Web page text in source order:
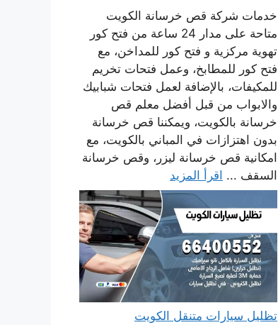
خدمات شركة قص خرسانة الكويت
متاحة على مدار 24 ساعة من فتح كور
تهوية مركزية و فتح كور للمداخن، مع
فتح كور للمطابخ، وعمل فتحات تخريم
للمكيفات، بالإضافة لعمل فتحات شبابيك
والابواب من قبل أفضل معلم قص
خرسانة بالكويت، ويمكننا قص خرسانة
بدون اهتزازات في المباني بالكويت، مع
امكانية قص خرسانة ليزر، وقص خرسانة
السقف ... اقرأ المزيد
تظليل سيارات متنقل الكويت